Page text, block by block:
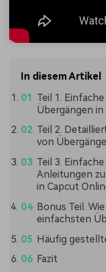
In diesem Artikel
Teil 1.
Übergängen
Teil 2.
von
Teil 3.
Anleitungen
in Capcut
Bonus Teil.
einfachsten
Häufig
Fazit